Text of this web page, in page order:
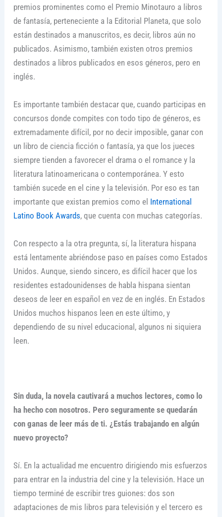
premios prominentes como el Premio Minotauro a libros
de fantasía, perteneciente a la Editorial Planeta, que solo
están destinados a manuscritos, es decir, libros aún no
publicados. Asimismo, también existen otros premios
destinados a libros publicados en esos géneros, pero en
inglés.
Es importante también destacar que, cuando participas en
concursos donde compites con todo tipo de géneros, es
extremadamente difícil, por no decir imposible, ganar con
un libro de ciencia ficción o fantasía, ya que los jueces
siempre tienden a favorecer el drama o el romance y la
literatura latinoamericana o contemporánea. Y esto
también sucede en el cine y la televisión. Por eso es tan
importante que existan premios como el International
Latino Book Awards, que cuenta con muchas categorías.
Con respecto a la otra pregunta, sí, la literatura hispana
está lentamente abriéndose paso en países como Estados
Unidos. Aunque, siendo sincero, es difícil hacer que los
residentes estadounidenses de habla hispana sientan
deseos de leer en español en vez de en inglés. En Estados
Unidos muchos hispanos leen en este último, y
dependiendo de su nivel educacional, algunos ni siquiera
leen.
Sin duda, la novela cautivará a muchos lectores, como lo
ha hecho con nosotros. Pero seguramente se quedarán
con ganas de leer más de ti. ¿Estás trabajando en algún
nuevo proyecto?
Sí. En la actualidad me encuentro dirigiendo mis esfuerzos
para entrar en la industria del cine y la televisión. Hace un
tiempo terminé de escribir tres guiones: dos son
adaptaciones de mis libros para televisión y el tercero es